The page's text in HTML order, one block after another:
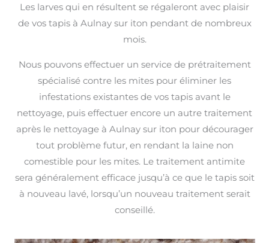
Les larves qui en résultent se régaleront avec plaisir
de vos tapis à Aulnay sur iton pendant de nombreux
mois.
Nous pouvons effectuer un service de prétraitement
spécialisé contre les mites pour éliminer les
infestations existantes de vos tapis avant le
nettoyage, puis effectuer encore un autre traitement
après le nettoyage à Aulnay sur iton pour décourager
tout problème futur, en rendant la laine non
comestible pour les mites. Le traitement antimite
sera généralement efficace jusqu’à ce que le tapis soit
à nouveau lavé, lorsqu’un nouveau traitement serait
conseillé.